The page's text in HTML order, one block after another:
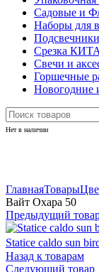
Садовые и
Наборы для
Срезка
Свечи и
Горшечные
Новогодние
Нет в наличии
ГлавнаяТовары
Вайт Охара 50
Предыдущий
Statice caldo sun
Назад к товарам
Следующий товар